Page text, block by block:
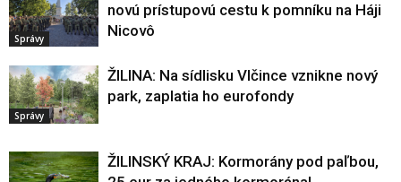
Správy
novú prístupovú cestu k pomníku na Háji
Nicovô
Správy
ŽILINA: Na sídlisku Vlčince vznikne nový
park, zaplatia ho eurofondy
ŽILINSKÝ KRAJ: Kormorány pod paľbou,